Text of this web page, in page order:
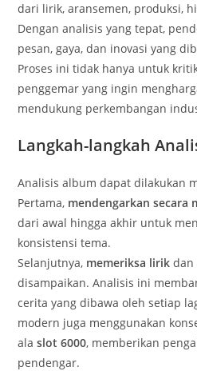
dari lirik, aransemen, produksi,
Dengan analisis yang tepat,
pesan, gaya, dan inovasi yang
Proses ini tidak hanya untuk
penggemar yang ingin
mendukung perkembangan
Langkah-langkah
Analisis album dapat dilakukan
Pertama, mendengarkan secara
dari awal hingga akhir untuk
konsistensi tema.
Selanjutnya, memeriksa lirik dan
disampaikan. Analisis ini
cerita yang dibawa oleh setiap
modern juga menggunakan
alaslot 6000, memberikan
pendengar.